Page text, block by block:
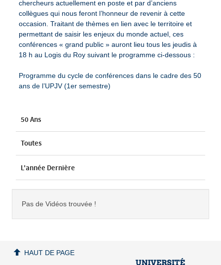
chercheurs actuellement en poste et par d’anciens
collègues qui nous feront l’honneur de revenir à cette
occasion. Traitant de thèmes en lien avec le territoire et
permettant de saisir les enjeux du monde actuel, ces
conférences « grand public » auront lieu tous les jeudis à
18 h au Logis du Roy suivant le programme ci-dessous :
Programme du cycle de conférences dans le cadre des 50
ans de l’UPJV (1er semestre)
50 Ans
Toutes
L'année Dernière
Pas de Vidéos trouvée !
HAUT DE PAGE